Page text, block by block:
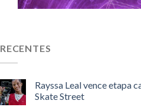
RECENTES
Rayssa Leal vence etapa
Skate Street